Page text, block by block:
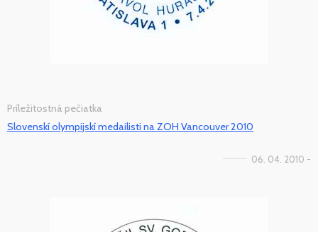
Príležitostná pečiatka
Slovenskí olympijskí medailisti na ZOH Vancouver 2010
06. 04. 2010 -